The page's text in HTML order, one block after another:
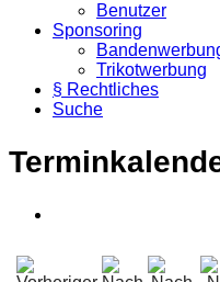
Benutzer
Sponsoring
Trikotwerbung
§ Rechtliches
Suche